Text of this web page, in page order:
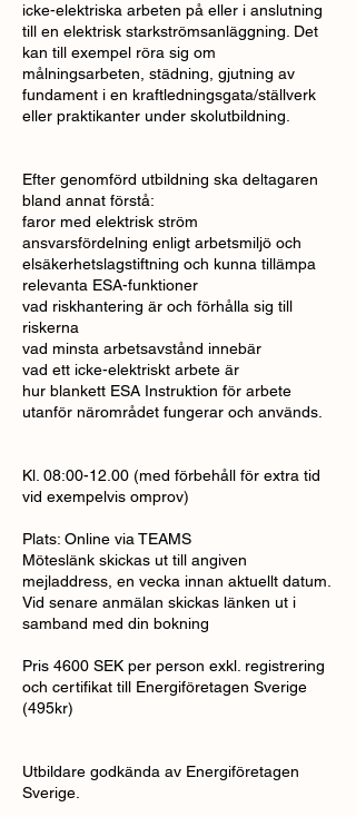
icke-elektriska arbeten på eller i anslutning
till en elektrisk starkströmsanläggning. Det
kan till exempel röra sig om
målningsarbeten, städning, gjutning av
fundament i en kraftledningsgata/ställverk
eller praktikanter under skolutbildning.
Efter genomförd utbildning ska deltagaren
bland annat förstå:
faror med elektrisk ström
ansvarsfördelning enligt arbetsmiljö och
elsäkerhetslagstiftning och kunna tillämpa
relevanta ESA-funktioner
vad riskhantering är och förhålla sig till
riskerna
vad minsta arbetsavstånd innebär
vad ett icke-elektriskt arbete är
hur blankett ESA Instruktion för arbete
utanför närområdet fungerar och används.
Kl. 08:00-12.00 (med förbehåll för extra tid
vid exempelvis omprov)
Plats: Online via TEAMS
Möteslänk skickas ut till angiven
mejladdress, en vecka innan aktuellt datum.
Vid senare anmälan skickas länken ut i
samband med din bokning
Pris 4600 SEK per person exkl. registrering
och certifikat till Energiföretagen Sverige
(495kr)
Utbildare godkända av Energiföretagen
Sverige.